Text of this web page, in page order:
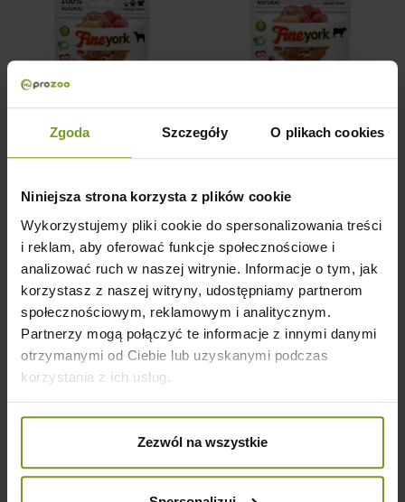
Zgoda Szczegóły O plikach cookies
Niniejsza strona korzysta z plików cookie
Wykorzystujemy pliki cookie do spersonalizowania treści
i reklam, aby oferować funkcje społecznościowe i
analizować ruch w naszej witrynie. Informacje o tym, jak
korzystasz z naszej witryny, udostępniamy partnerom
społecznościowym, reklamowym i analitycznym.
Partnerzy mogą połączyć te informacje z innymi danymi
otrzymanymi od Ciebie lub uzyskanymi podczas
korzystania z ich usług.
Zezwól na wszystkie
Prozoo FineYork Kosteczki
POZNAJ CENĘ
Prozoo FineYork Kosteczki
POZNAJ CENĘ